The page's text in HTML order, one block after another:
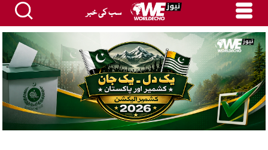
سب کی خبر